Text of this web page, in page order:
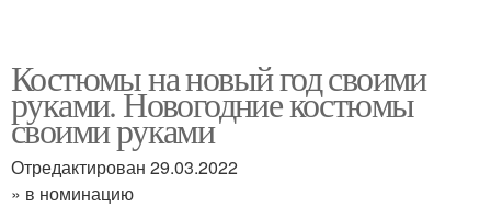
Костюмы на новый год своими
руками. Новогодние костюмы
своими руками
Отредактирован 29.03.2022
» в номинацию